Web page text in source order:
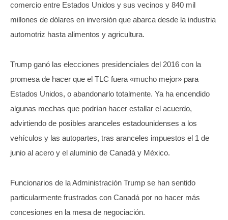
comercio entre Estados Unidos y sus vecinos y 840 mil
millones de dólares en inversión que abarca desde la industria
automotriz hasta alimentos y agricultura.
Trump ganó las elecciones presidenciales del 2016 con la
promesa de hacer que el TLC fuera «mucho mejor» para
Estados Unidos, o abandonarlo totalmente. Ya ha encendido
algunas mechas que podrían hacer estallar el acuerdo,
advirtiendo de posibles aranceles estadounidenses a los
vehículos y las autopartes, tras aranceles impuestos el 1 de
junio al acero y el aluminio de Canadá y México.
Funcionarios de la Administración Trump se han sentido
particularmente frustrados con Canadá por no hacer más
concesiones en la mesa de negociación.